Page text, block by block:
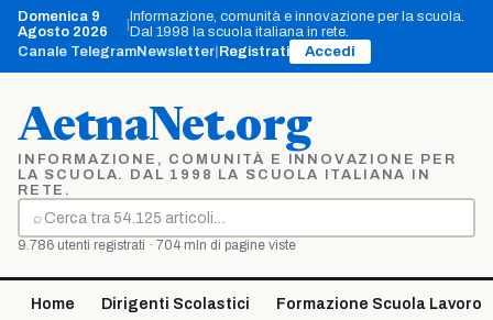
Vai
contenuto
Domenica 9
Agosto 2026
|Informazione, comunità e innovazione per la scuola.
Dal 1998 la scuola italiana in rete.
Canale TelegramNewsletter Registrati Accedi
AetnaNet.org
INFORMAZIONE, COMUNITÀ E INNOVAZIONE PER
LA SCUOLA. DAL 1998 LA SCUOLA ITALIANA IN
RETE.
⌕
Cerca
9.786 utenti registrati · 704 mln di pagine viste
Home Dirigenti Scolastici Formazione Scuola Lavoro